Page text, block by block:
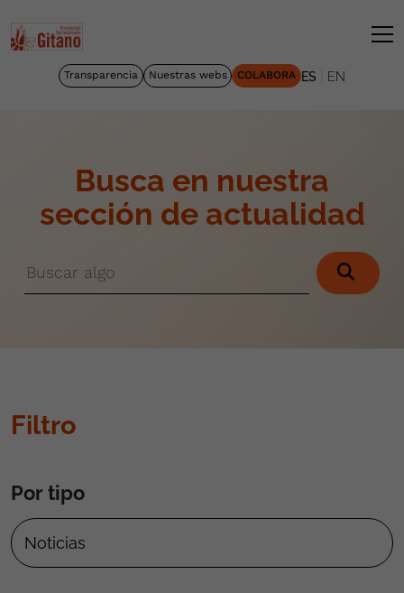
Transparencia Nuestras webs COLABORA ES EN
Busca en nuestra
sección de actualidad
Filtro
Por tipo